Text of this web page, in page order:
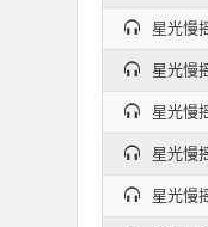
星光慢
星光慢
星光慢
星光慢
星光慢